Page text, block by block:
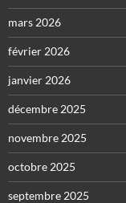
mars 2026
février 2026
janvier 2026
décembre 2025
novembre 2025
octobre 2025
septembre 2025